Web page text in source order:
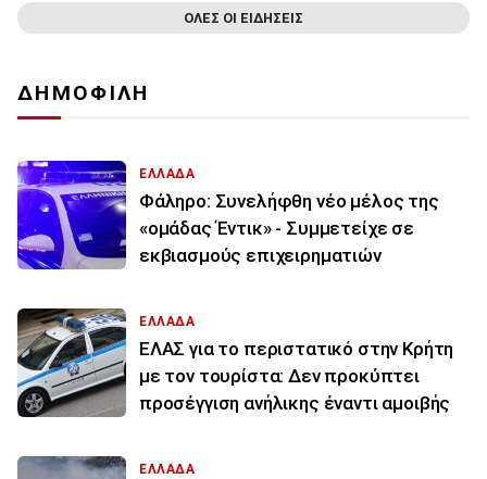
ΟΛΕΣ ΟΙ ΕΙΔΗΣΕΙΣ
ΔΗΜΟΦΙΛΗ
ΕΛΛΑΔΑ
Φάληρο: Συνελήφθη νέο μέλος της
«ομάδας Έντικ» - Συμμετείχε σε
εκβιασμούς επιχειρηματιών
ΕΛΛΑΔΑ
ΕΛΑΣ για το περιστατικό στην Κρήτη
με τον τουρίστα: Δεν προκύπτει
προσέγγιση ανήλικης έναντι αμοιβής
ΕΛΛΑΔΑ